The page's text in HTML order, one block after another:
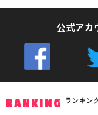
公式アカ
RANKING ランキン